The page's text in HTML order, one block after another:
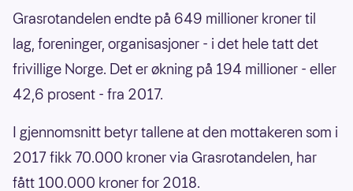
Grasrotandelen endte på 649 millioner kroner til
lag, foreninger, organisasjoner - i det hele tatt det
frivillige Norge. Det er økning på 194 millioner - eller
42,6 prosent - fra 2017.
I gjennomsnitt betyr tallene at den mottakeren som i
2017 fikk 70.000 kroner via Grasrotandelen, har
fått 100.000 kroner for 2018.